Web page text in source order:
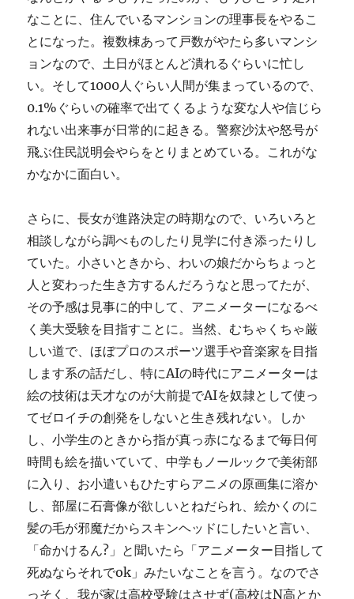
なことに、住んでいるマンションの理事長をやるこ
とになった。複数棟あって戸数がやたら多いマンシ
ョンなので、土日がほとんど潰れるぐらいに忙し
い。そして1000人ぐらい人間が集まっているので、
0.1%ぐらいの確率で出てくるような変な人や信じら
れない出来事が日常的に起きる。警察沙汰や怒号が
飛ぶ住民説明会やらをとりまとめている。これがな
かなかに面白い。
さらに、長女が進路決定の時期なので、いろいろと
相談しながら調べものしたり見学に付き添ったりし
ていた。小さいときから、わいの娘だからちょっと
人と変わった生き方するんだろうなと思ってたが、
その予感は見事に的中して、アニメーターになるべ
く美大受験を目指すことに。当然、むちゃくちゃ厳
しい道で、ほぼプロのスポーツ選手や音楽家を目指
します系の話だし、特にAIの時代にアニメーターは
絵の技術は天才なのが大前提でAIを奴隷として使っ
てゼロイチの創発をしないと生き残れない。しか
し、小学生のときから指が真っ赤になるまで毎日何
時間も絵を描いていて、中学もノールックで美術部
に入り、お小遣いもひたすらアニメの原画集に溶か
し、部屋に石膏像が欲しいとねだられ、絵かくのに
髪の毛が邪魔だからスキンヘッドにしたいと言い、
「命かけるん?」と聞いたら「アニメーター目指して
死ぬならそれでok」みたいなことを言う。なのでさ
っそく、我が家は高校受験はさせず(高校はN高とか